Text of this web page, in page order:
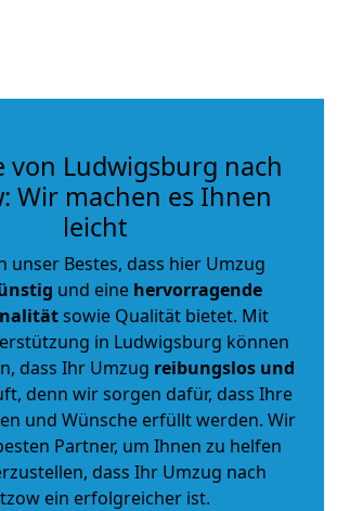
von Ludwigsburg nach
Wir machen es Ihnen
leicht
unser Bestes, dass hier Umzug
und eine hervorragende
sowie Qualität bietet. Mit
in Ludwigsburg können
dass Ihr Umzug reibungslos und
denn wir sorgen dafür, dass Ihre
und Wünsche erfüllt werden. Wir
Partner, um Ihnen zu helfen
dass Ihr Umzug nach
ein erfolgreicher ist.